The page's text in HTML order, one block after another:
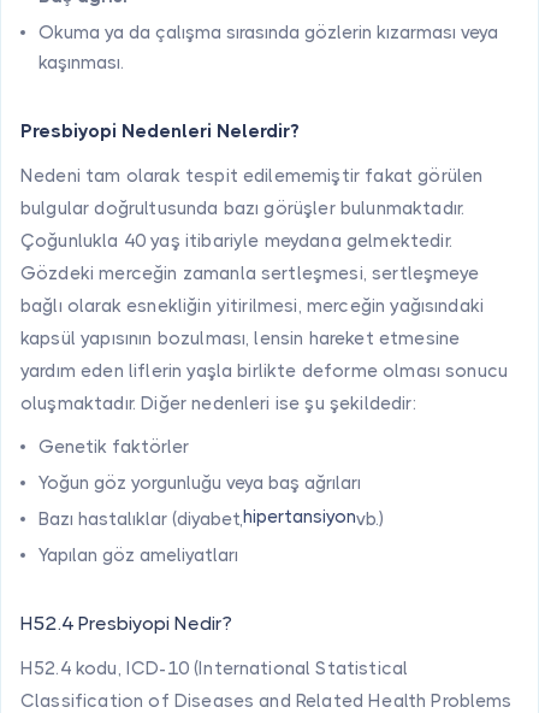
Okuma ya da çalışma sırasında gözlerin kızarması veya
kaşınması.
Presbiyopi Nedenleri Nelerdir?
Nedeni tam olarak tespit edilememiştir fakat görülen
bulgular doğrultusunda bazı görüşler bulunmaktadır.
Çoğunlukla 40 yaş itibariyle meydana gelmektedir.
Gözdeki merceğin zamanla sertleşmesi, sertleşmeye
bağlı olarak esnekliğin yitirilmesi, merceğin yağısındaki
kapsül yapısının bozulması, lensin hareket etmesine
yardım eden liflerin yaşla birlikte deforme olması sonucu
oluşmaktadır. Diğer nedenleri ise şu şekildedir:
Genetik faktörler
Yoğun göz yorgunluğu veya baş ağrıları
Bazı hastalıklar (diyabet,hipertansiyonvb.)
Yapılan göz ameliyatları
H52.4 Presbiyopi Nedir?
H52.4 kodu, ICD-10 (International Statistical
Classification of Diseases and Related Health Problems